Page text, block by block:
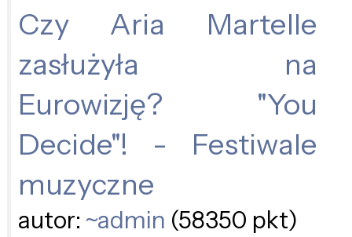
Czy Aria Martelle
zasłużyła na
Eurowizję? "You
Decide"! - Festiwale
muzyczne
autor: ~admin (58350 pkt)